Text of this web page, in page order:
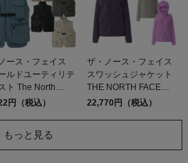
ース・フェイス
ルドユーティリテ
ト The North
utility vest
円（税込）
ザ・ノース・フェイス
スワッシュジャケット
THE NORTH FACE
SWASH JACKET
22,770円（税込）
もっと見る